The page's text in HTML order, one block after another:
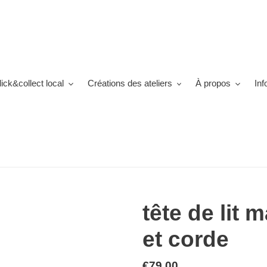
local Créations des ateliers À propos
tête de lit
et corde